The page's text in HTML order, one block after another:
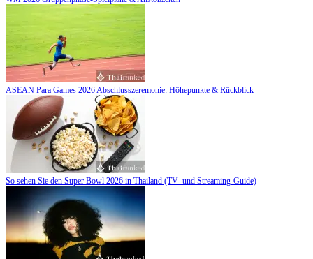
ASEAN Para Games 2026 Abschlusszeremonie: Höhepunkte & Rückblick
So sehen Sie den Super Bowl 2026 in Thailand (TV- und Streaming-Guide)